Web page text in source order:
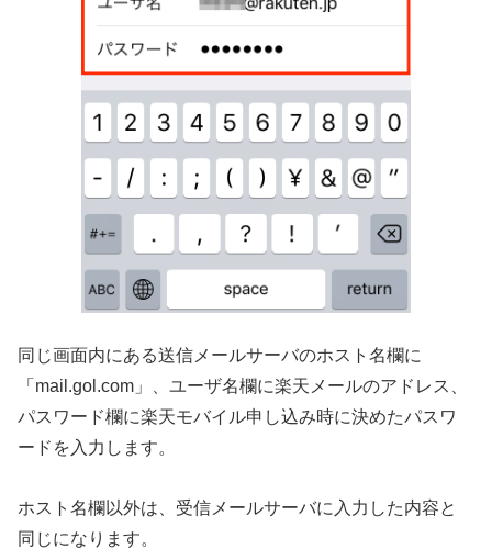
同じ画面内にある送信メールサーバのホスト名欄に
「mail.gol.com」、ユーザ名欄に楽天メールのアドレス、
パスワード欄に楽天モバイル申し込み時に決めたパスワ
ードを入力します。
ホスト名欄以外は、受信メールサーバに入力した内容と
同じになります。